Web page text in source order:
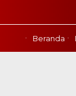
Beranda